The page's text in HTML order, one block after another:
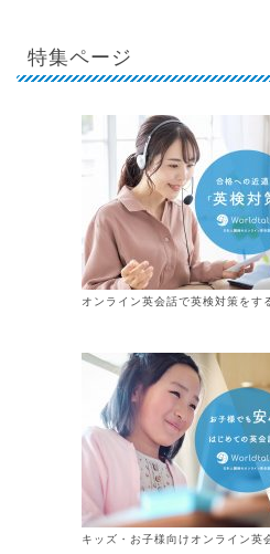
特集ページ
オンライン英会話で英検対策をす
キッズ・お子様向けオンライン英